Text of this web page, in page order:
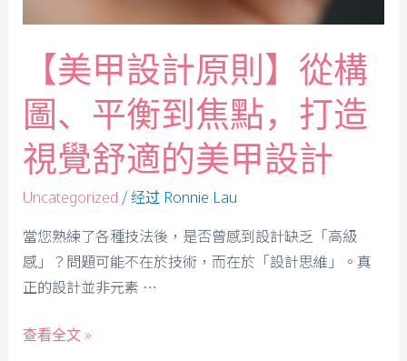
【美甲設計原則】從構
圖、平衡到焦點，打造
視覺舒適的美甲設計
Uncategorized / 经过 Ronnie Lau
當您熟練了各種技法後，是否曾感到設計缺乏「高級
感」？問題可能不在於技術，而在於「設計思維」。真
正的設計並非元素 …
查看全文 »